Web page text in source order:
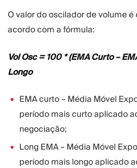
O valor do oscilador de volume
acordo com a fórmula:
Vol Osc = 100 * (EMA Curto –
Longo
EMA curto – Média Móvel
período mais curto aplicado
negociação;
Long EMA – Média Móvel
período mais longo aplicado